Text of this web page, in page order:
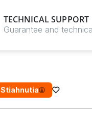
TECHNICAL SUPPORT
Guarantee and
Stiahnutia